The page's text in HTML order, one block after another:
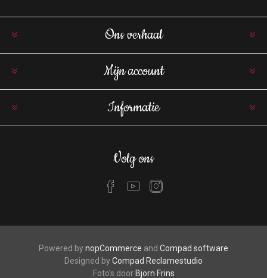
Ons verhaal
Mijn account
Informatie
Volg ons
Powered bynopCommerce and Compad software
Designed byCompad Reclamestudio
Foto's door Bjorn Frins